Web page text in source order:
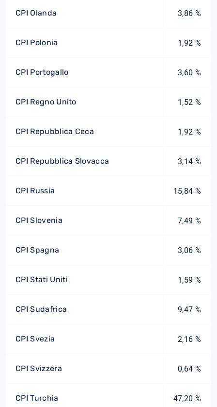
CPI Olanda 3,86 %
CPI Polonia 1,92 %
CPI Portogallo 3,60 %
CPI Regno Unito 1,52 %
CPI Repubblica Ceca 1,92 %
CPI Repubblica Slovacca 3,14 %
CPI Russia 15,84 %
CPI Slovenia 7,49 %
CPI Spagna 3,06 %
CPI Stati Uniti 1,59 %
CPI Sudafrica 9,47 %
CPI Svezia 2,16 %
CPI Svizzera 0,64 %
CPI Turchia 47,20 %